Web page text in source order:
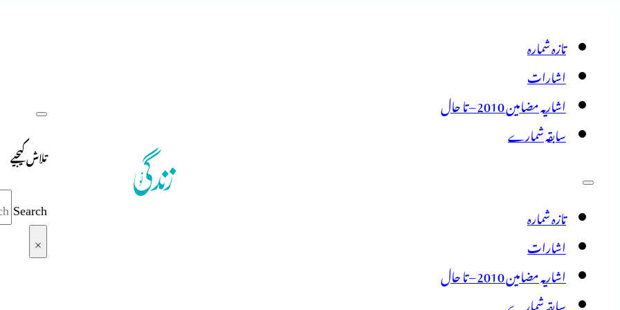
تازہ شمارہ
اشارات
اشاریہ مضامین 2010 – تا حال
سابقہ شمارے
تازہ شمارہ
اشارات
اشاریہ مضامین 2010 – تا حال
سابقہ شمارے
تلاش کیجیے
Search
×